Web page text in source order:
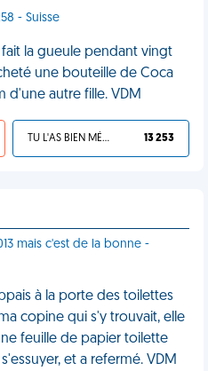
- Suisse
la gueule pendant vingt
une bouteille de Coca
d'une autre fille. VDM
TU L'AS BIEN MÉRITÉ 13 253
mais c'est de la bonne -
à la porte des toilettes
copine qui s'y trouvait, elle
feuille de papier toilette
et a refermé. VDM